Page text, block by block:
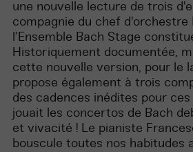
une nouvelle lecture de trois
compagnie du chef d'orchestre
l’Ensemble Bach Stage
Historiquement documentée,
cette nouvelle version, pour le
propose également à trois
des cadences inédites pour ces
jouait les concertos de Bach
et vivacite ́ ! Le pianiste
bouscule toutes nos habitudes